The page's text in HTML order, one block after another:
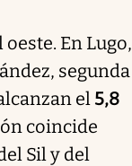
En Lugo,
segunda
el 5,8
coincide
Sil y del